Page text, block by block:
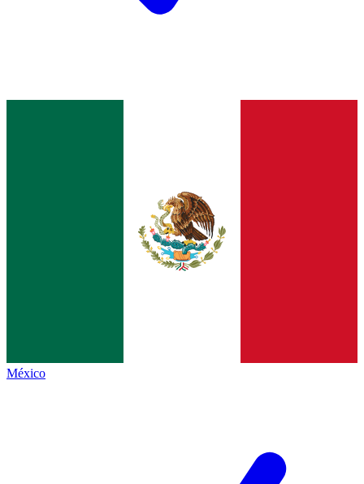
México